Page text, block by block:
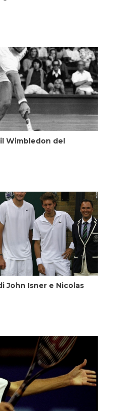
Wimbledon del
John Isner e Nicolas